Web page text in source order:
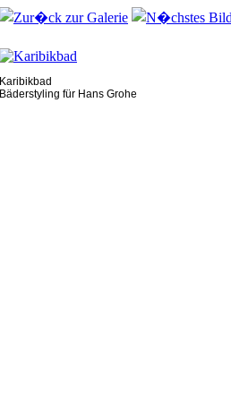
Karibikbad
Bäderstyling für Hans Grohe